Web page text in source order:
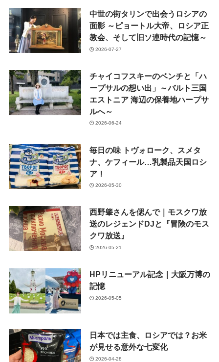
中世の街タリンで出会うロシアの
面影 ～ピョートル大帝、ロシア正
教会、そして旧ソ連時代の記憶～
2026-07-27
チャイコフスキーのベンチと「ハ
ープサルの想い出」～バルト三国
エストニア 海辺の保養地ハープサ
ルへ～
2026-06-24
毎日の味 トヴォローク、スメタ
ナ、ケフィール…乳製品天国ロシ
ア！
2026-05-30
西野肇さんを偲んで｜モスクワ放
送のレジェンドDJと『冒険のモス
クワ放送』
2026-05-21
HPリニューアル記念｜大阪万博の
記憶
2026-05-05
日本では主食、ロシアでは？お米
が見せる意外な七変化
2026-04-28